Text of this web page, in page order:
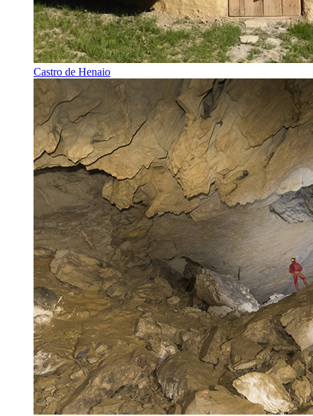
Castro de Henaio